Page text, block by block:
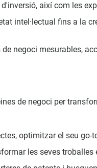
així com les
intel·lectual fins a la
negoci mesurables,
de negoci per
optimitzar el seu
les seves